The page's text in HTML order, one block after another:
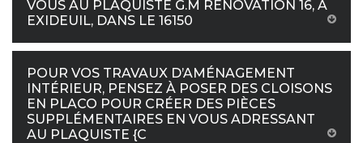
VOUS AU PLAQUISTE G.M RÉNOVATION 16, À
EXIDEUIL, DANS LE 16150
POUR VOS TRAVAUX D’AMÉNAGEMENT
INTÉRIEUR, PENSEZ À POSER DES CLOISONS
EN PLACO POUR CRÉER DES PIÈCES
SUPPLÉMENTAIRES EN VOUS ADRESSANT
AU PLAQUISTE {C